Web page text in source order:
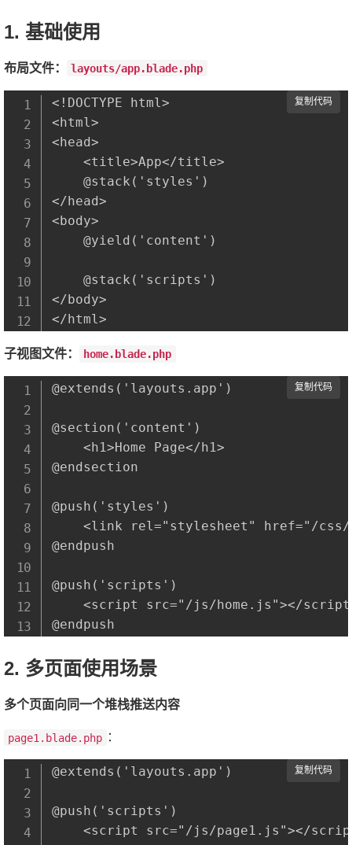
1. 基础使用
布局文件： layouts/app.blade.php
<!DOCTYPE html>
<html>
<head>
    <title>App</title>
    @stack('styles')
</head>
<body>
    @yield('content')
    @stack('scripts')
</body>
复制代码
子视图文件： home.blade.php
@extends('layouts.app')
@section('content')
    <h1>Home Page</h1>
@endsection
@push('styles')
<link rel="stylesheet" href="/
@endpush
@push('scripts')
<script src="/js/home.js"></
复制代码
2. 多页面使用场景
多个页面向同一个堆栈推送内容
page1.blade.php ：
@extends('layouts.app')
@push('scripts')
<script src="/js/page1.js"></
复制代码